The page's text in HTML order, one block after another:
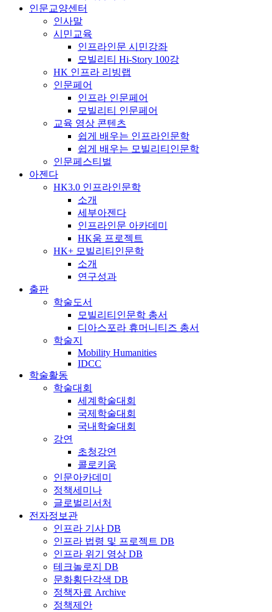
인문교양센터
인사말
시민교육
인프라인문 시민강좌
모빌리티 Hi-Story 100강
HK 인프라 리빙랩
인문페어
인프라 인문페어
모빌리티 인문페어
교육 영상 콘텐츠
쉽게 배우는 인프라인문학
쉽게 배우는 모빌리티인문학
인문페스티벌
아젠다
HK3.0 인프라인문학
소개
세부아젠다
인프라인문 아카데미
HK움 프로젝트
HK+ 모빌리티인문학
소개
연구성과
출판
학술도서
모빌리티인문학 총서
디아스포라 휴머니티즈 총서
학술지
Mobility Humanities
IDCC
학술활동
학술대회
세계학술대회
국제학술대회
국내학술대회
강연
초청강연
콜로키움
인문아카데미
정책세미나
글로벌리서처
전자정보관
인프라 기사 DB
인프라 법령 및 프로젝트 DB
인프라 위기 영상 DB
테크놀로지 DB
문화횡단각색 DB
정책자료 Archive
정책제안